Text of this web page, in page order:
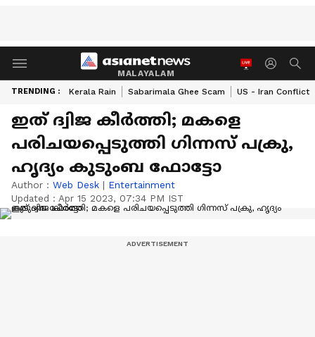
MALAYALAM
TRENDING : Kerala Rain Sabarimala Ghee Scam US - Iran Conflict
ഇത് ദ്വിജ കീർത്തി; മകളെ
പരിചയപ്പെടുത്തി ​ഗിന്നസ് പക്രു,
ഹൃദ്യം കുടുംബ ഫോട്ടോ
Author : Web Desk | Entertainment
Updated : Apr 15 2023, 07:34 PM IST